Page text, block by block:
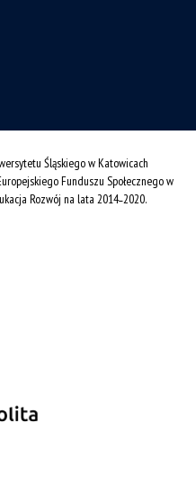
Śląskiego w Katowicach
Funduszu Społecznego w
Rozwój na lata 2014˗2020.